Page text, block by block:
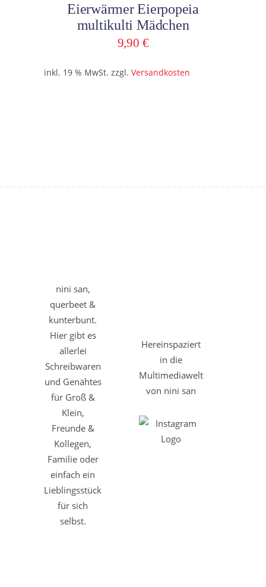
Eierwärmer Eierpopeia
multikulti Mädchen
9,90 €
inkl. 19 % MwSt. zzgl. Versandkosten
nini san,
querbeet &
kunterbunt.
Hier gibt es
allerlei
Schreibwaren
und Genähtes
für Groß &
Klein,
Freunde &
Kollegen,
Familie oder
einfach ein
Lieblingsstück
für sich
selbst.
Hereinspaziert
in die
Multimediawelt
von nini san